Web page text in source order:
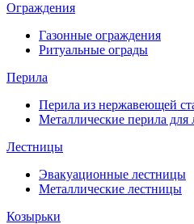
Ограждения
Газонные ограждения
Ритуальные ограды
Перила
Перила из нержавеющей
Металлические перила для
Лестницы
Эвакуационные лестницы
Металлические лестницы
Козырьки